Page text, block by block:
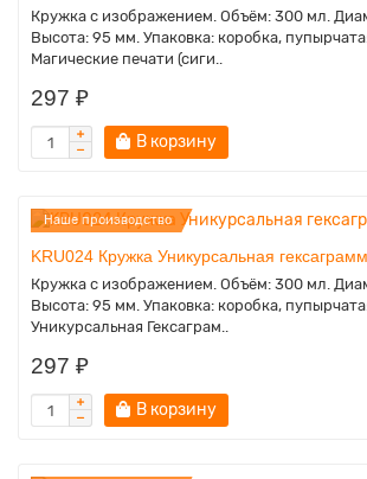
Кружка с изображением. Объём: 300 мл.
Высота: 95 мм. Упаковка: коробка,
Магические печати (сиги..
297 ₽
В корзину
Наше производство
KRU024 Кружка Уникурсальная
Кружка с изображением. Объём: 300 мл.
Высота: 95 мм. Упаковка: коробка,
Уникурсальная Гексаграм..
297 ₽
В корзину